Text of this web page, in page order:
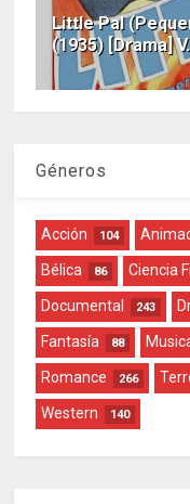
Little Pal
(1935) [Drama]
Géneros
Acción 104
Bélica 86 Ciencia
Documental 243
Fantasía 88
Romance 266
Western 140